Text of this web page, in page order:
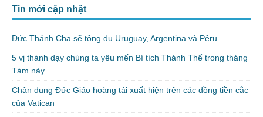
Tin mới cập nhật
Đức Thánh Cha sẽ tông du Uruguay, Argentina và Pêru
5 vị thánh dạy chúng ta yêu mến Bí tích Thánh Thể trong tháng
Tám này
Chân dung Đức Giáo hoàng tái xuất hiện trên các đồng tiền cắc
của Vatican